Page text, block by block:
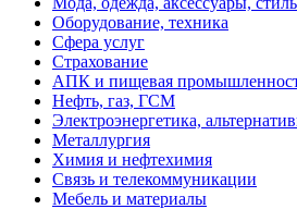
Оборудование, техника
Сфера услуг
Страхование
АПК и пищевая
Нефть, газ, ГСМ
Электроэнергетика,
Металлургия
Химия и нефтехимия
Связь и телекоммуникации
Мебель и материалы